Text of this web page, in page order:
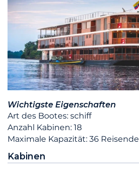
Wichtigste Eigenschaften
Art des Bootes: schiff
Anzahl Kabinen: 18
Maximale Kapazität: 36 Reisende
Kabinen